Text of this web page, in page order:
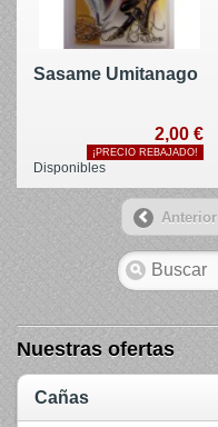
Sasame Umitanago
2,00 €
¡PRECIO REBAJADO!
Disponibles
Anterior
Nuestras ofertas
Cañas